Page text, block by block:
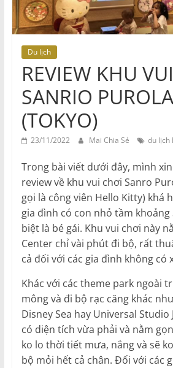
Du lịch
REVIEW KHU
SANRIO
(TOKYO)
23/11/2022 Mai Chia Sẻ du lịch
Trong bài viết dưới đây, mình
review về khu vui chơi Sanro
gọi là công viên Hello Kitty) khá
gia đình có con nhỏ tầm
biệt là bé gái. Khu vui chơi này
Center chỉ vài phút đi bộ, rất
cả đối với các gia đình không có
Khác với các theme park ngoài
mông và đi bộ rạc căng khác
Disney Sea hay Universal Studio
có diện tích vừa phải và nằm
ko lo thời tiết mưa, nắng và sẽ
bộ mỏi hết cả chân. Đối với các